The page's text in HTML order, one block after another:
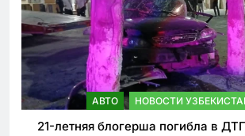
АВТО НОВОСТИ
21-летняя блогерша погибла в